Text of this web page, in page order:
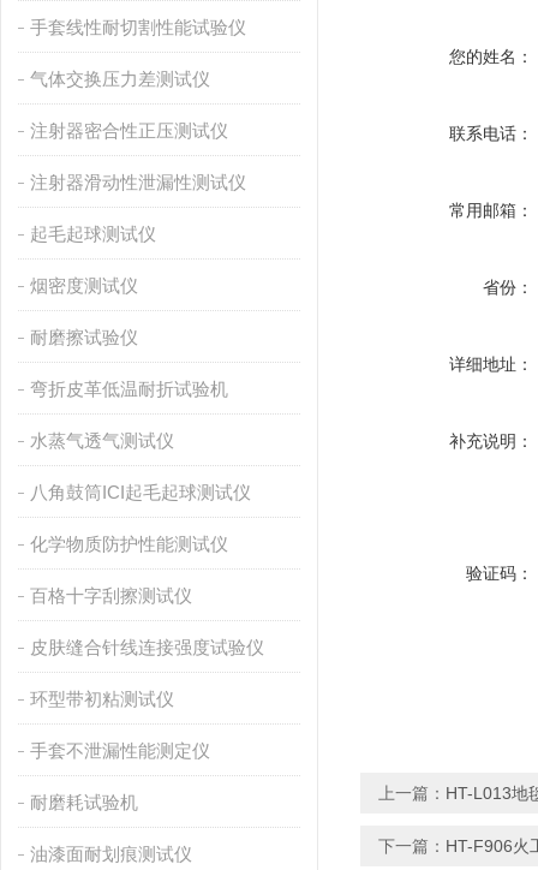
手套线性耐切割性能试验仪
气体交换压力差测试仪
注射器密合性正压测试仪
注射器滑动性泄漏性测试仪
起毛起球测试仪
烟密度测试仪
耐磨擦试验仪
弯折皮革低温耐折试验机
水蒸气透气测试仪
八角鼓筒ICI起毛起球测试仪
化学物质防护性能测试仪
百格十字刮擦测试仪
皮肤缝合针线连接强度试验仪
环型带初粘测试仪
手套不泄漏性能测定仪
耐磨耗试验机
油漆面耐划痕测试仪
您的姓名：
联系电话：
常用邮箱：
省份：
详细地址：
补充说明：
验证码：
上一篇： HT-L013地
下一篇： HT-F906火